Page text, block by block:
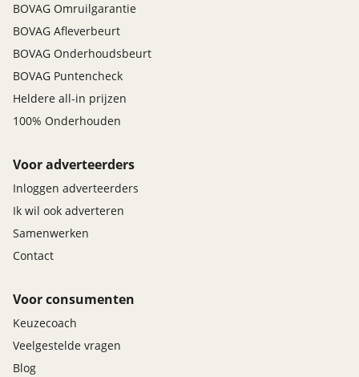
BOVAG Omruilgarantie
BOVAG Afleverbeurt
BOVAG Onderhoudsbeurt
BOVAG Puntencheck
Heldere all-in prijzen
100% Onderhouden
Voor adverteerders
Inloggen adverteerders
Ik wil ook adverteren
Samenwerken
Contact
Voor consumenten
Keuzecoach
Veelgestelde vragen
Blog